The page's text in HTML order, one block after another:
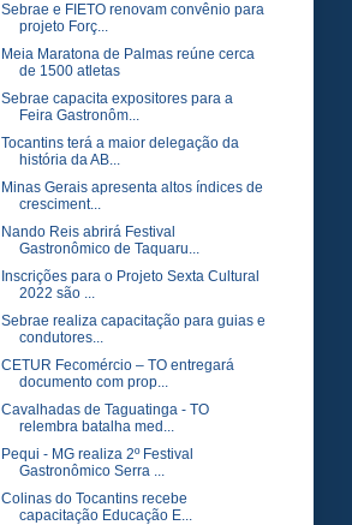
Sebrae e FIETO renovam convênio para
projeto Forç...
Meia Maratona de Palmas reúne cerca
de 1500 atletas
Sebrae capacita expositores para a
Feira Gastronôm...
Tocantins terá a maior delegação da
história da AB...
Minas Gerais apresenta altos índices de
cresciment...
Nando Reis abrirá Festival
Gastronômico de Taquaru...
Inscrições para o Projeto Sexta Cultural
2022 são ...
Sebrae realiza capacitação para guias e
condutores...
CETUR Fecomércio – TO entregará
documento com prop...
Cavalhadas de Taguatinga - TO
relembra batalha med...
Pequi - MG realiza 2º Festival
Gastronômico Serra ...
Colinas do Tocantins recebe
capacitação Educação E...